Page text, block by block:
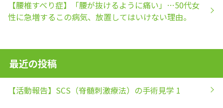
【腰椎すべり症】「腰が抜けるように痛い」…50代女
性に急増するこの病気、放置してはいけない理由。
最近の投稿
【活動報告】SCS（脊髄刺激療法）の手術見学 1